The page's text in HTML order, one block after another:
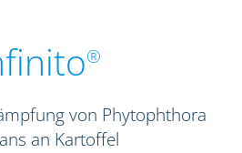
®
von Phytophthora
an Kartoffel